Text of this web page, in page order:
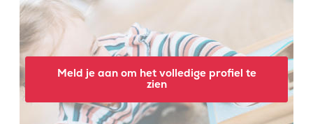
Meld je aan om het volledige profiel te
zien